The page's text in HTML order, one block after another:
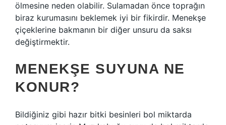
ölmesine neden olabilir. Sulamadan önce toprağın
biraz kurumasını beklemek iyi bir fikirdir. Menekşe
çiçeklerine bakmanın bir diğer unsuru da saksı
değiştirmektir.
MENEKŞE SUYUNA NE
KONUR?
Bildiğiniz gibi hazır bitki besinleri bol miktarda